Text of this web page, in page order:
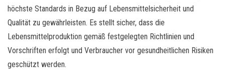
höchste Standards in Bezug auf Lebensmittelsicherheit und
Qualität zu gewährleisten. Es stellt sicher, dass die
Lebensmittelproduktion gemäß festgelegten Richtlinien und
Vorschriften erfolgt und Verbraucher vor gesundheitlichen Risiken
geschützt werden.